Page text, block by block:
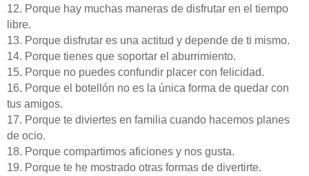
12. Porque hay muchas maneras de disfrutar en el tiempo
libre.
13. Porque disfrutar es una actitud y depende de ti mismo.
14. Porque tienes que soportar el aburrimiento.
15. Porque no puedes confundir placer con felicidad.
16. Porque el botellón no es la única forma de quedar con
tus amigos.
17. Porque te diviertes en familia cuando hacemos planes
de ocio.
18. Porque compartimos aficiones y nos gusta.
19. Porque te he mostrado otras formas de divertirte.